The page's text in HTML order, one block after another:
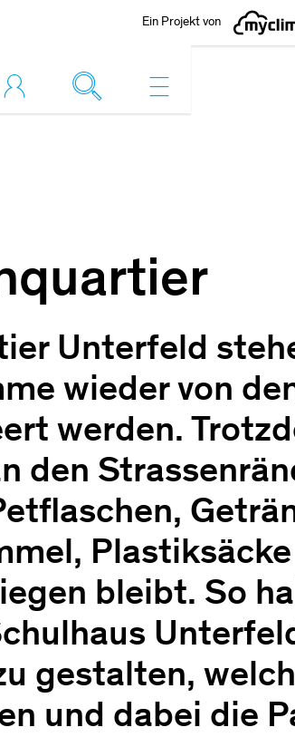
Ein Projekt von
Unterfeld
wieder von
werden.
den
bleibt. So
gestalten,
und dabei die